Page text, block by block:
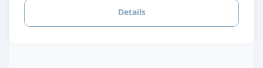
Details